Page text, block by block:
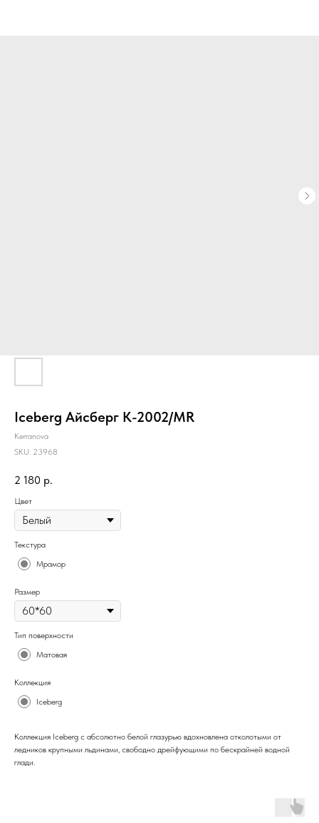
Iceberg Айсберг K-2002/MR
Kerranova
SKU: 23968
2 180 р.
Цвет
Текстура
Мрамор
Размер
Тип поверхности
Матовая
Коллекция
Iceberg
Коллекция Iceberg с абсолютно белой глазурью вдохновлена отколотыми от
ледников крупными льдинами, свободно дрейфующими по бескрайней водной
глади.